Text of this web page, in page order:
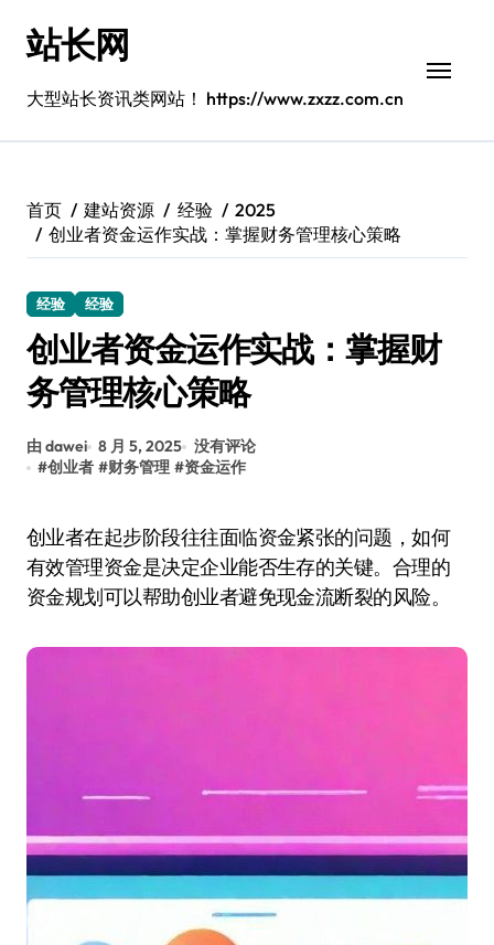
站长网
大型站长资讯类网站！ https://www.zxzz.com.cn
首页 建站资源 经验
2025
创业者资金运作实战：掌握财务管理核心策略
经验 经验
创业者资金运作实战：掌握财
务管理核心策略
由 dawei 8 月 5, 2025 没有评论
#创业者 #财务管理 #资金运作
创业者在起步阶段往往面临资金紧张的问题，如何
有效管理资金是决定企业能否生存的关键。合理的
资金规划可以帮助创业者避免现金流断裂的风险。